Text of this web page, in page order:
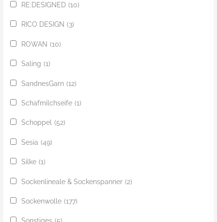
RE:DESIGNED (10)
RICO DESIGN (3)
ROWAN (10)
Saling (1)
SandnesGarn (12)
Schafmilchseife (1)
Schoppel (52)
Sesia (49)
Silke (1)
Sockenlineale & Sockenspanner (2)
Sockenwolle (177)